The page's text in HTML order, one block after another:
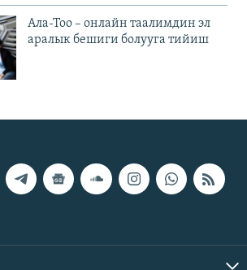
Ала-Тоо – онлайн таалимдин эл
аралык бешиги болууга тийиш